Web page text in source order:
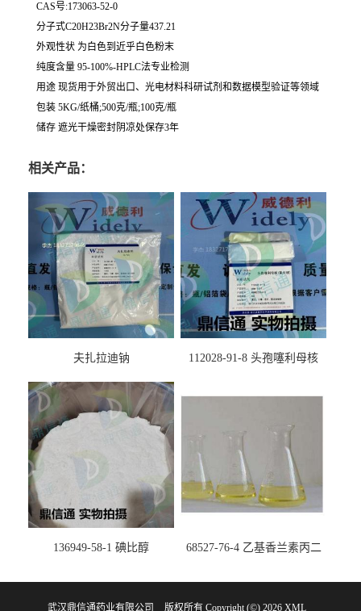
CAS号:173063-52-0
分子式C20H23Br2N分子量437.21
外观性状 为白色到近乎白色粉末
纯度含量 95-100%-HPLC法专业检测
用途 现货用于外贸出口、光电材料科研试剂和数据模型验证等领域
包装 5KG/纸桶;500克/瓶;100克/瓶
储存 遮光干燥密封阴凉处保存3年
相关产品：
夫扎拉迪钠
112028-91-8 头孢噻利母核
136949-58-1 碘比醇
68527-76-4 乙基香兰素丙二
剂 -香精香料 -鼎信通李杰
武汉鼎信通药业有限公司 版权所有 Copyright (©) 2026 XML